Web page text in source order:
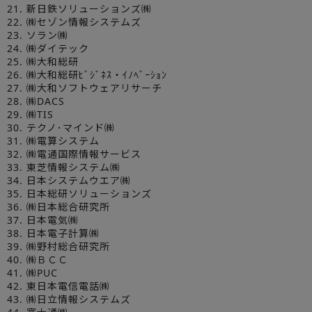
21. 新日鉄ソリューションズ㈱
22. ㈱セゾン情報システムズ
23. ソラン㈱
24. ㈱ダイテック
25. ㈱大和総研
26. ㈱大和総研ﾋﾞｼﾞﾈｽ・ｲﾉﾍﾞｰｼｮﾝ
27. ㈱大和ソフトウェアリサーチ
28. ㈱DACS
29. ㈱TIS
30. テクノ･マインド㈱
31. ㈱電算システム
32. ㈱電通国際情報サービス
33. 東芝情報システム㈱
34. 日本システムウエア㈱
35. 日本総研ソリューションズ
36. ㈱日本総合研究所
37. 日本電気㈱
38. 日本電子計算㈱
39. ㈱野村総合研究所
40. ㈱ＢＣＣ
41. ㈱PUC
42. 東日本電信電話㈱
43. ㈱日立情報システムズ